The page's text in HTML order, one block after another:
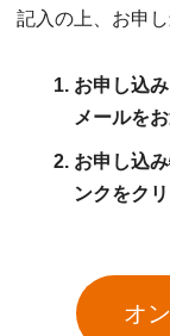
記入の上、お申し
お申し込
メールを
お申し込
ンクをク
オ